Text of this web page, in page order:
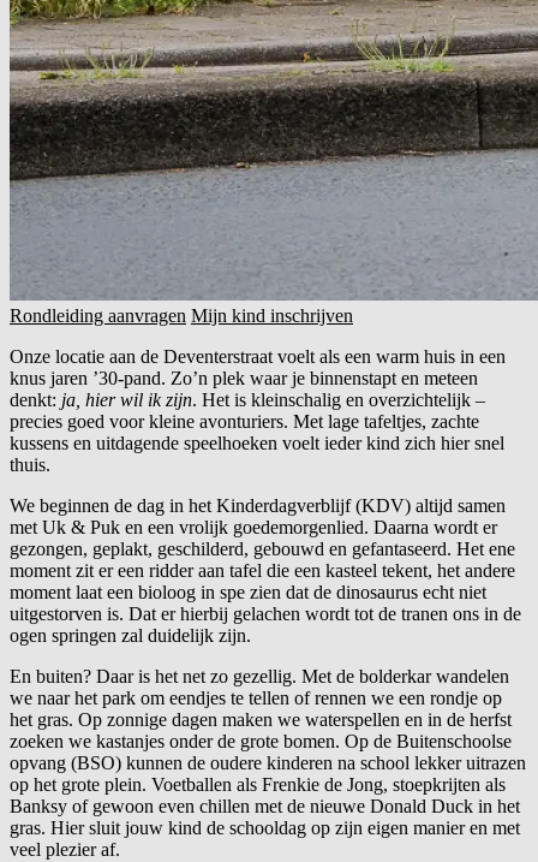
Rondleiding aanvragen Mijn kind inschrijven
Onze locatie aan de Deventerstraat voelt als een warm huis in een
knus jaren ’30-pand. Zo’n plek waar je binnenstapt en meteen
denkt: ja, hier wil ik zijn. Het is kleinschalig en overzichtelijk –
precies goed voor kleine avonturiers. Met lage tafeltjes, zachte
kussens en uitdagende speelhoeken voelt ieder kind zich hier snel
thuis.
We beginnen de dag in het Kinderdagverblijf (KDV) altijd samen
met Uk & Puk en een vrolijk goedemorgenlied. Daarna wordt er
gezongen, geplakt, geschilderd, gebouwd en gefantaseerd. Het ene
moment zit er een ridder aan tafel die een kasteel tekent, het andere
moment laat een bioloog in spe zien dat de dinosaurus echt niet
uitgestorven is. Dat er hierbij gelachen wordt tot de tranen ons in de
ogen springen zal duidelijk zijn.
En buiten? Daar is het net zo gezellig. Met de bolderkar wandelen
we naar het park om eendjes te tellen of rennen we een rondje op
het gras. Op zonnige dagen maken we waterspellen en in de herfst
zoeken we kastanjes onder de grote bomen. Op de Buitenschoolse
opvang (BSO) kunnen de oudere kinderen na school lekker uitrazen
op het grote plein. Voetballen als Frenkie de Jong, stoepkrijten als
Banksy of gewoon even chillen met de nieuwe Donald Duck in het
gras. Hier sluit jouw kind de schooldag op zijn eigen manier en met
veel plezier af.